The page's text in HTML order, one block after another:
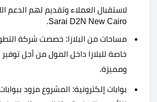
Sarai D2N New Cairo.
مساحات من البلازا: خصصت شركة
خاصة للبلازا داخل المول من أجل
ومميزة.
بوابات إلكترونية: المشروع مزود